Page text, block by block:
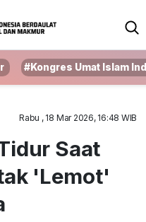
#Kongres Umat Islam
Rabu , 18 Mar 2026, 16:48 WIB
Saat
'Lemot'